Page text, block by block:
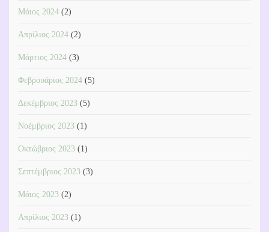
Μάιος 2024 (2)
Απρίλιος 2024 (2)
Μάρτιος 2024 (3)
Φεβρουάριος 2024 (5)
Δεκέμβριος 2023 (5)
Νοέμβριος 2023 (1)
Οκτώβριος 2023 (1)
Σεπτέμβριος 2023 (3)
Μάιος 2023 (2)
Απρίλιος 2023 (1)